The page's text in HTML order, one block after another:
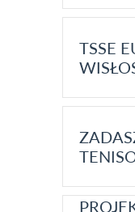
TSSE